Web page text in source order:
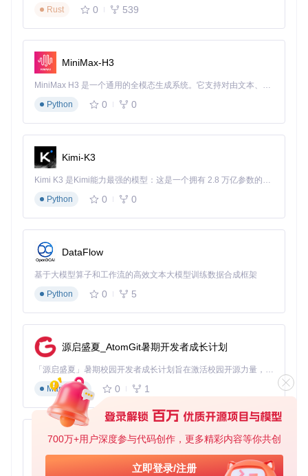
700万+用户深度参与代码创作，更多精彩内容等你共创
立即登录/注册
git clone
进入项目目录后，安装必要的依赖包：
使用微信开发者工具打开项目，在"详情"面板中勾选"使用npm
模块"选项，完成基础环境配置。
4.2 核心配置
在需要使用导航栏的页面配置文件（.json）中注册组件：
"usingComponents"
"nav-bar"
},
在页面布局文件（.wxml）中添加基础导航栏代码：
nav-bar
title="首页"
background
"#ffffff"
color ="#333333"
back="{{true}}"
home="{{true}}"
bind:back= "onBackTap"
bind:home="onHomeTap" >
nav-bar
Rust
0 539
MiniMax-H3
MiniMax H3 是一个通用的全模态生成系统。它支持对由文本、图像、视频和音频组成的多模态上下文进行统一理解，并能生成分辨率高达 2K、时长可达 15 秒的带原生立体声音频的视频。得益于面向任务泛化的系统设计，H3 在预训练阶段就已具备广泛的多模态上下文理解与生成能力，能够出色地执行复杂的多模态指令。
Python
0 0
Kimi-K3
Kimi K3 是Kimi能力最强的模型：这是一个拥有 2.8 万亿参数的混合专家（MoE）模型，具备原生视觉理解能力，并支持 100 万 token 的上下文窗口。
Python
0 0
DataFlow
基于大模型算子和工作流的高效文本大模型训练数据合成框架
Python
0 5
源启盛夏_AtomGit暑期开发者成长计划
「源启盛夏」暑期校园开发者成长计划旨在激活校园开源力量，通过积分激励、认证扶持、资源倾斜等形式，引导高校组织和开发者完成「入驻 — 建项目 — 做贡献 — 获认证 — 得资源」的完整闭环。无论你是想带领社团入驻平台的组织者，还是希望用代码贡献证明自己的开发者，都能在这里找到属于你的成长路径。
Markdown
0 1
py-xiaozhi
基于Python的Xiaozhi AI，适用于想要完整Xiaozhi体验而无需拥有专用硬件的用户。